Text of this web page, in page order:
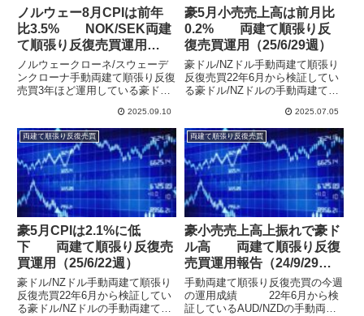
ノルウェー8月CPIは前年
比3.5% NOK/SEK両建
て順張り反復売買運用
（25/8/31週）
ノルウェークローネ/スウェーデ
ンクローナ手動両建て順張り反復
売買3年ほど運用している豪ド
復売買に加えて、ノルウェークロ
ーネ/スウェーデンクローナでも
順張り反復売買の運用を開始しま
した。豪ドル/NZドルはレンジ...
2025.09.10
豪5月小売売上高は前月比
0.2% 両建て順張り反
復売買運用（25/6/29週）
豪ドル/NZドル手動両建て順張り
反復売買22年6月から検証してい
る豪ドル/NZドルの手動両建て順
ています。順張りのリピート売買
で運用し、特に相場の上下を予想
することなく等間隔の注文と決済
を繰り返すことで、安定し...
2025.07.05
両建て順張り反復売買
豪5月CPIは2.1%に低
下 両建て順張り反復売
買運用（25/6/22週）
豪ドル/NZドル手動両建て順張り
反復売買22年6月から検証してい
る豪ドル/NZドルの手動両建て順
両建て順張り反復売買
豪小売売上高上振れで豪ド
ル高 両建て順張り反復
売買運用報告（24/9/29
週）
手動両建て順張り反復売買の今週
の運用成績 22年6月から検
証しているAUD/NZDの手動両建